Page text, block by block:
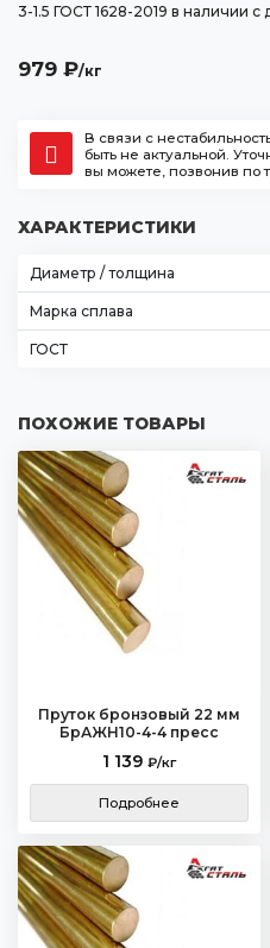
3-1.5 ГОСТ 1628-2019 в наличии с
979 ₽/кг
В связи с
быть не актуальной.
вы можете, позвонив по
ХАРАКТЕРИСТИКИ
Диаметр / толщина
Марка сплава
ГОСТ
ПОХОЖИЕ ТОВАРЫ
Пруток бронзовый 22 мм
БрАЖН10-4-4 пресс
1 139 ₽/кг
Подробнее